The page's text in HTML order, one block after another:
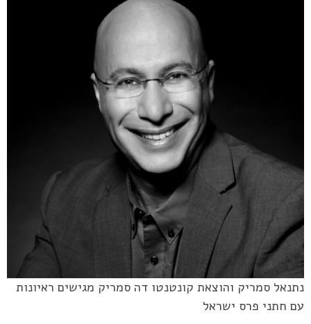
נתנאל סמריק והוצאת קונטנטו דה סמריק מגישים ראיונות
עם חתני פרס ישראל